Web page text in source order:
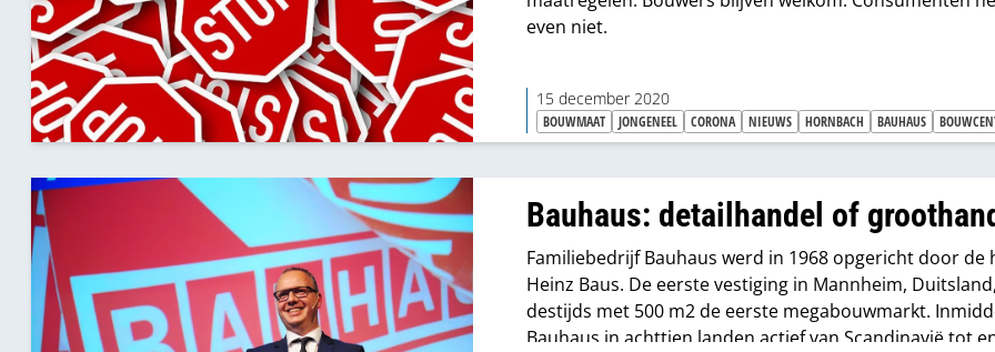
even niet.
15 december 2020
BOUWMAAT JONGENEEL CORONA NIEUWS HORNBACH BAUHAUS
Bauhaus: detailhandel of
Familiebedrijf Bauhaus werd in 1968 opgericht door de
Heinz Baus. De eerste vestiging in Mannheim,
destijds met 500 m2 de eerste megabouwmarkt.
Bauhaus in achttien landen actief van Scandinavië tot